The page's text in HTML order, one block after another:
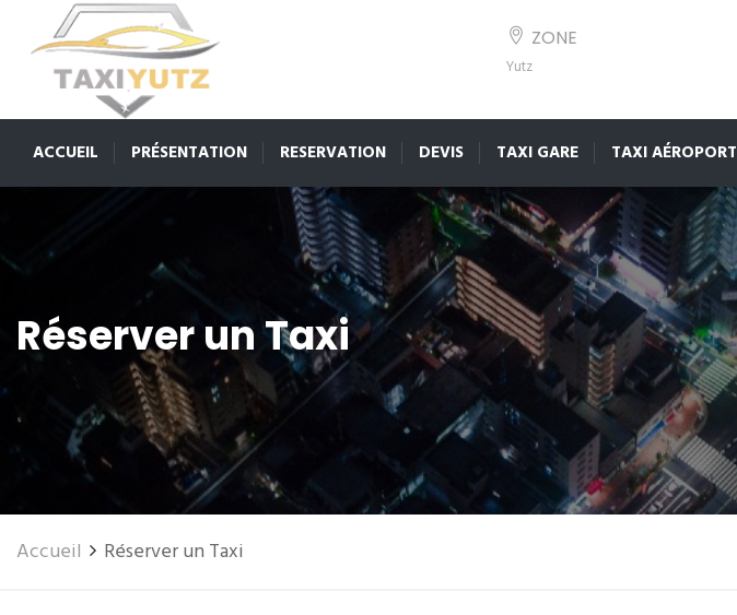
ZONE
Yutz
ACCUEIL PRÉSENTATION RESERVATION DEVIS TAXI GARE TAXI AÉROPORT
Réserver un Taxi
Accueil Réserver un Taxi